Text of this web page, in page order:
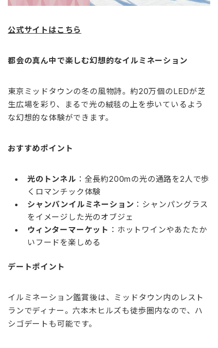
公式サイトはこちら
都会の真ん中で楽しむ幻想的なイルミネーション
東京ミッドタウンの冬の風物詩。約20万個のLEDが芝
生広場を彩り、まるで光の絨毯の上を歩いているよう
な幻想的な体験ができます。
おすすめポイント
光のトンネル ：全長約200mの光の通路を2人で歩
くロマンチック体験
シャンパンイルミネーション ：シャンパングラス
をイメージした光のオブジェ
ウィンターマーケット ：ホットワインやあたたか
いフードを楽しめる
デートポイント
イルミネーション鑑賞後は、ミッドタウン内のレスト
ランでディナー。六本木ヒルズも徒歩圏内なので、ハ
シゴデートも可能です。